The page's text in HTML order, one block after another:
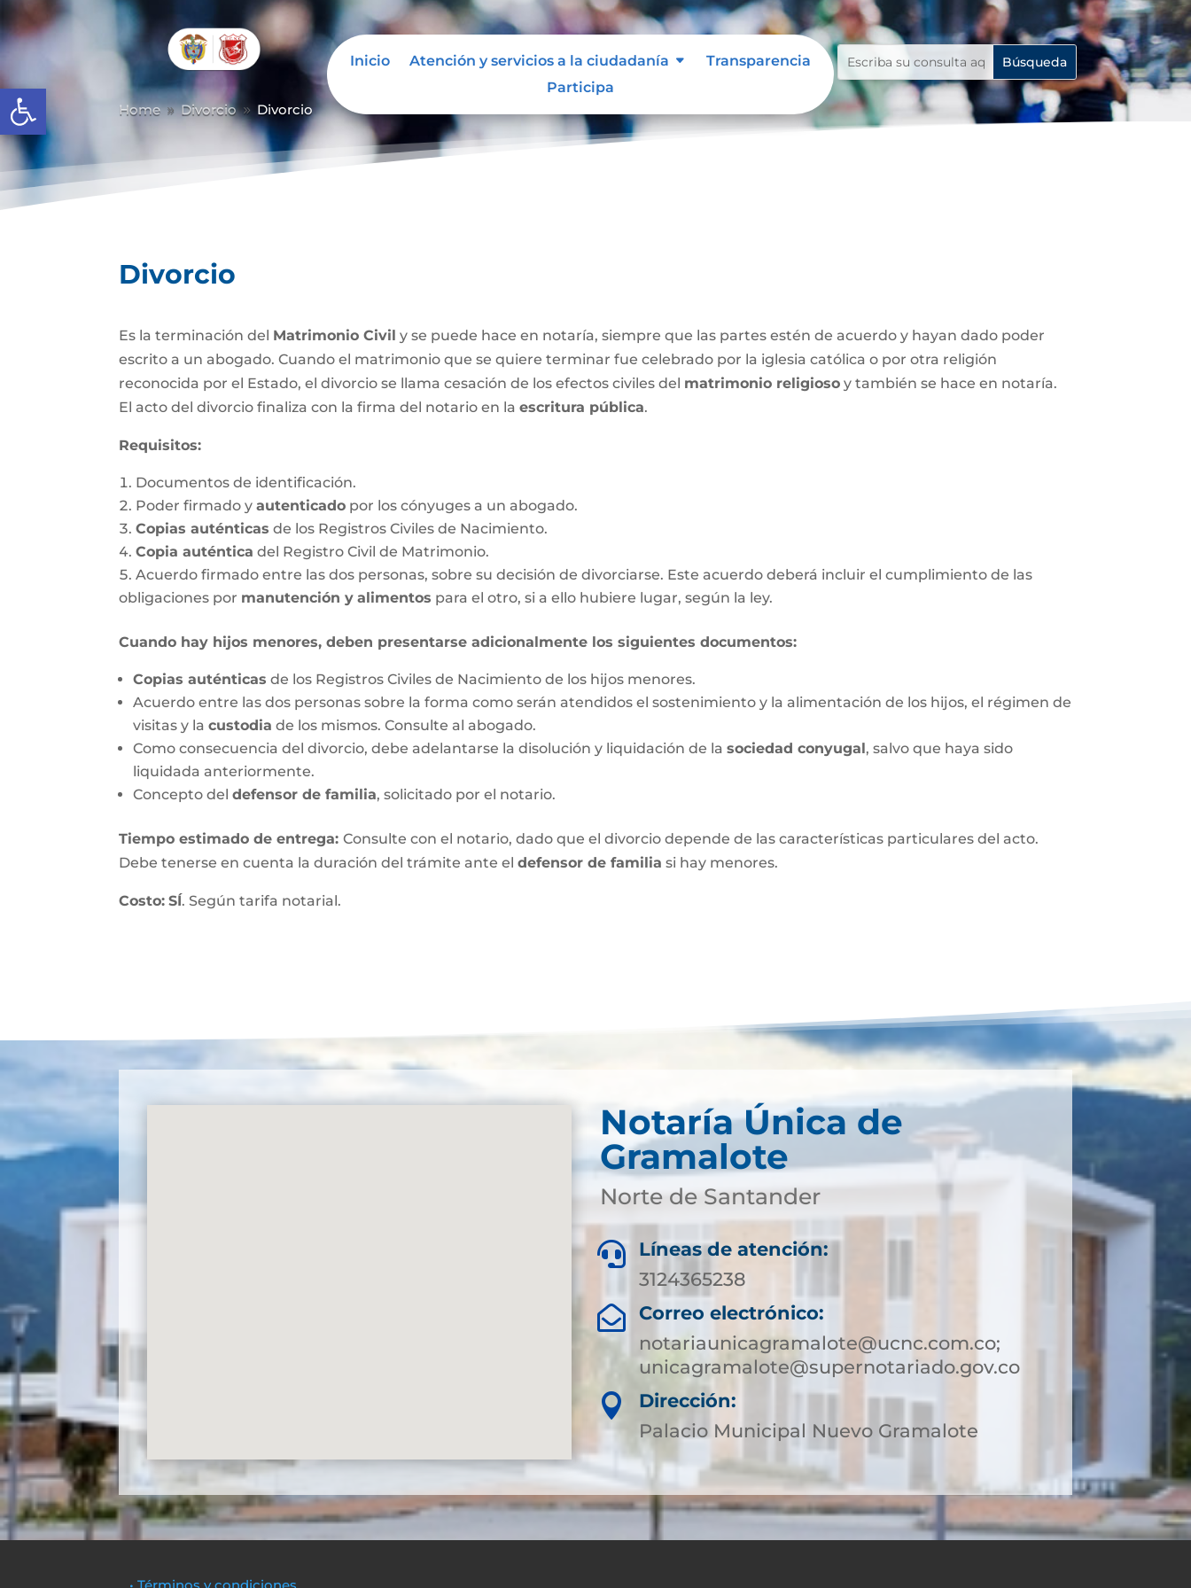
Abrir barra de herramientas
Inicio Atención y servicios a la ciudadanía
Transparencia
Participa
Home 9 Divorcio 9 Divorcio
Divorcio
Es la terminación del Matrimonio Civil y se puede hace en notaría, siempre que las partes estén de acuerdo y hayan dado poder
escrito a un abogado. Cuando el matrimonio que se quiere terminar fue celebrado por la iglesia católica o por otra religión
reconocida por el Estado, el divorcio se llama cesación de los efectos civiles del matrimonio religioso y también se hace en notaría.
El acto del divorcio finaliza con la firma del notario en laescritura pública.
Requisitos:
Documentos de identificación.
Poder firmado yautenticado por los cónyuges a un abogado.
Copias auténticas de los Registros Civiles de Nacimiento.
Copia auténtica del Registro Civil de Matrimonio.
Acuerdo firmado entre las dos personas, sobre su decisión de divorciarse. Este acuerdo deberá incluir el cumplimiento de las
obligaciones por manutención y alimentos para el otro, si a ello hubiere lugar, según la ley.
Cuando hay hijos menores, deben presentarse adicionalmente los siguientes documentos:
Copias auténticas de los Registros Civiles de Nacimiento de los hijos menores.
Acuerdo entre las dos personas sobre la forma como serán atendidos el sostenimiento y la alimentación de los hijos, el régimen de
visitas y lacustodia de los mismos. Consulte al abogado.
Como consecuencia del divorcio, debe adelantarse la disolución y liquidación de lasociedad conyugal, salvo que haya sido
liquidada anteriormente.
Concepto deldefensor de familia, solicitado por el notario.
Tiempo estimado de entrega:Consulte con el notario, dado que el divorcio depende de las características particulares del acto.
Debe tenerse en cuenta la duración del trámite ante eldefensor de familia si hay menores.
Costo: SÍ. Según tarifa notarial.
Notaría Única de
Gramalote
Norte de Santander

Líneas de atención:
3124365238

Correo electrónico:
notariaunicagramalote@ucnc.com.co;
unicagramalote@supernotariado.gov.co

Dirección:
Palacio Municipal Nuevo Gramalote
• Términos y condiciones